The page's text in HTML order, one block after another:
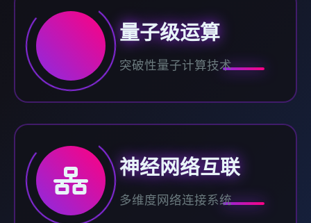
量子级运算
突破性量子计算技术
神经网络互联
多维度网络连接系统